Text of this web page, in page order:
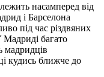
насамперед від
і Барселона
під час різдвяних
Мадриді багато
мадридців
кудись ближче до